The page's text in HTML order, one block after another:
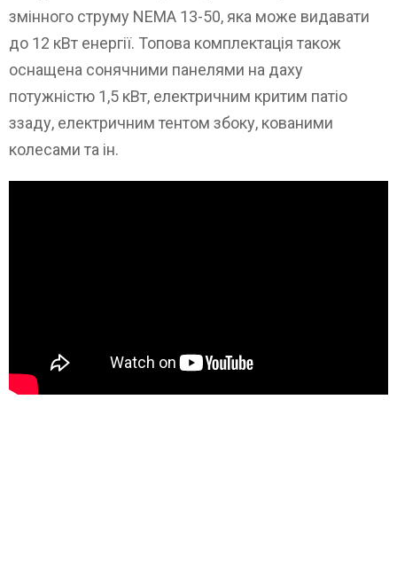
змінного струму NEMA 13-50, яка може видавати
до 12 кВт енергії. Топова комплектація також
оснащена сонячними панелями на даху
потужністю 1,5 кВт, електричним критим патіо
ззаду, електричним тентом збоку, кованими
колесами та ін.